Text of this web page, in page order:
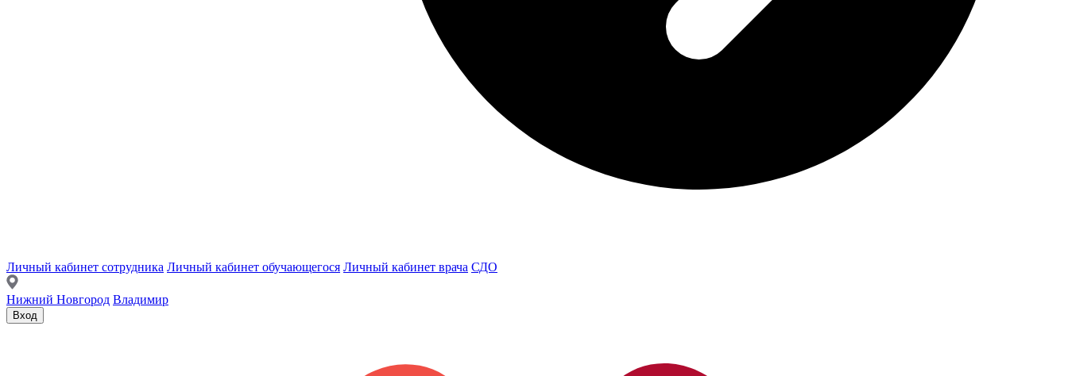
Личный кабинет сотрудника Личный кабинет обучающегося Личный кабинет врача СДО
Нижний Новгород Владимир
Вход